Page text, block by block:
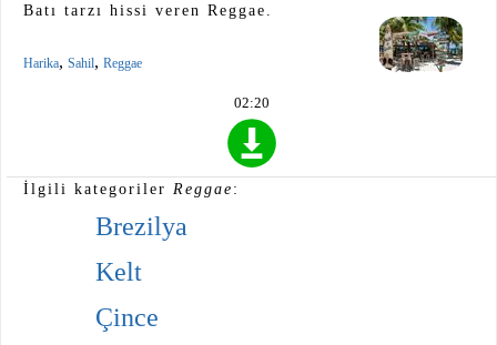
Batı tarzı hissi veren Reggae.
Harika, Sahil, Reggae
02:20
İlgili kategoriler Reggae :
Brezilya
Kelt
Çince